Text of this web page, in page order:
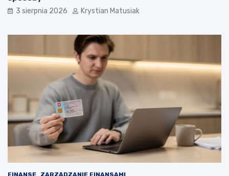
3 sierpnia 2026 Krystian Matusiak
FINANSE ZARZĄDZANIE FINANSAMI